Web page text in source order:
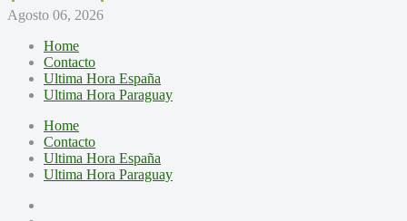
Agosto 06, 2026
Home
Contacto
Ultima Hora España
Ultima Hora Paraguay
Home
Contacto
Ultima Hora España
Ultima Hora Paraguay